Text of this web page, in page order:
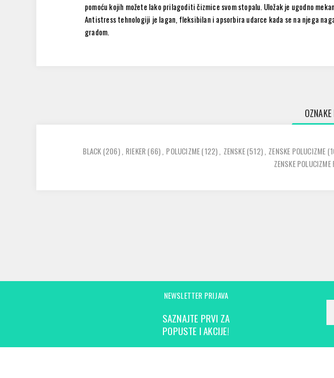
pomoću kojih možete lako prilagoditi čizmice svom stopalu. Uložak je ugodno
Antistress tehnologiji je lagan, fleksibilan i apsorbira udarce kada se na njega
gradom.
BLACK (206), RIEKER (66), POLUCIZME(122), ZENSKE(512), ZENSKE POLUCIZME
ZENSKE
NEWSLETTER PRIJAVA
SAZNAJTE PRVI ZA
POPUSTE I AKCIJE!